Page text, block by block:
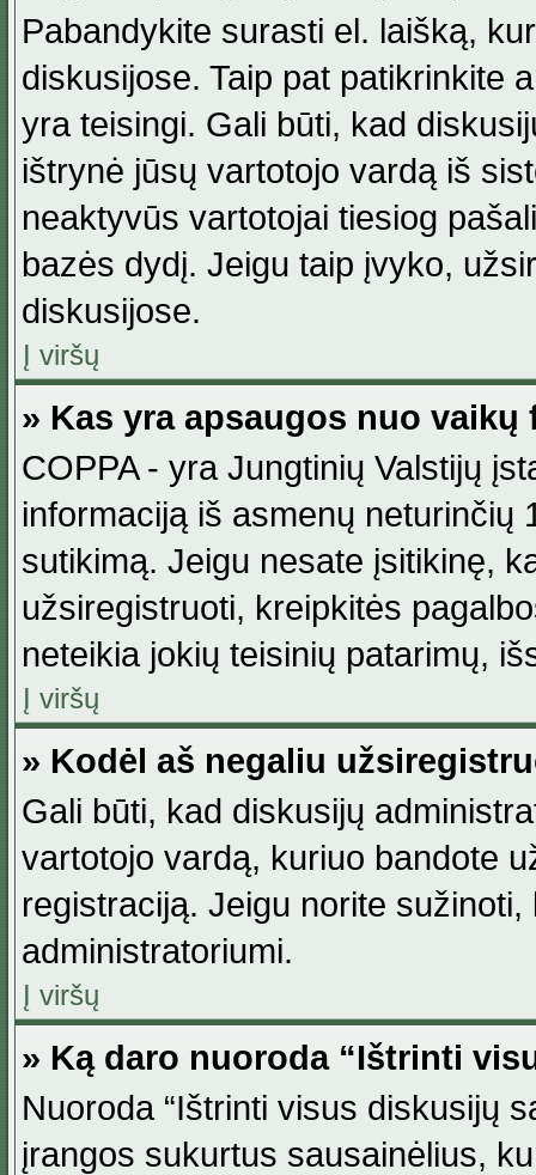
Pabandykite surasti el. laišką,
diskusijose. Taip pat patikrinkite
yra teisingi. Gali būti, kad
ištrynė jūsų vartotojo vardą iš
neaktyvūs vartotojai tiesiog
bazės dydį. Jeigu taip įvyko,
diskusijose.
Į viršų
» Kas yra apsaugos nuo vaikų
COPPA - yra Jungtinių Valstijų
informaciją iš asmenų neturinčių
sutikimą. Jeigu nesate įsitikinę,
užsiregistruoti, kreipkitės
neteikia jokių teisinių patarimų,
Į viršų
» Kodėl aš negaliu
Gali būti, kad diskusijų
vartotojo vardą, kuriuo bandote
registraciją. Jeigu norite
administratoriumi.
Į viršų
» Ką daro nuoroda “Ištrinti
Nuoroda “Ištrinti visus diskusijų
įrangos sukurtus sausainėlius,